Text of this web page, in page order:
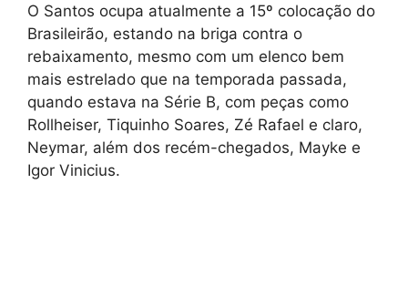
O Santos ocupa atualmente a 15º colocação do
Brasileirão, estando na briga contra o
rebaixamento, mesmo com um elenco bem
mais estrelado que na temporada passada,
quando estava na Série B, com peças como
Rollheiser, Tiquinho Soares, Zé Rafael e claro,
Neymar, além dos recém-chegados, Mayke e
Igor Vinicius.